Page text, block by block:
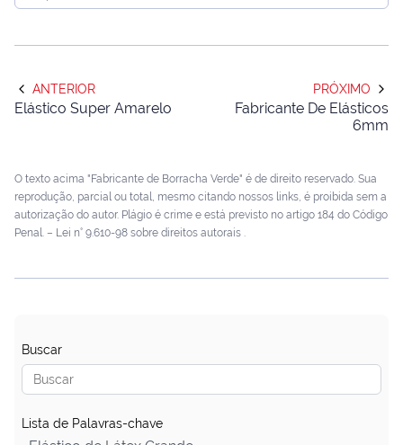
ANTERIOR
Elástico Super Amarelo
PRÓXIMO
Fabricante De Elásticos
6mm
O texto acima "Fabricante de Borracha Verde" é de direito reservado. Sua
reprodução, parcial ou total, mesmo citando nossos links, é proibida sem a
autorização do autor. Plágio é crime e está previsto no artigo 184 do Código
Penal. – Lei n° 9.610-98 sobre direitos autorais
Buscar
Lista de Palavras-chave